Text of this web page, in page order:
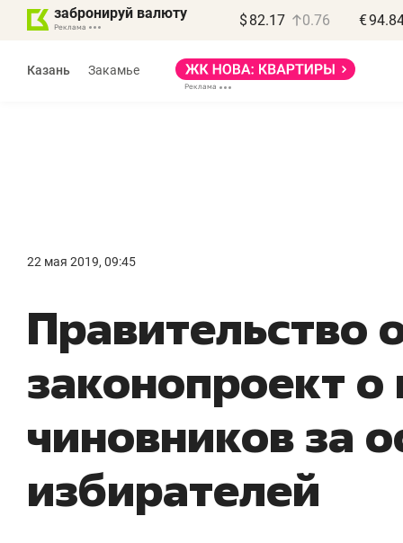
забронируй валюту $ 82.17 0.76 €
Казань Закамье
22 мая 2019, 09:45
Правительство
законопроект о
чиновников за
избирателей
правил, бизнес может
потерять минимум
Как бизнесу выйти на зарубежные
чем интересен Оман?